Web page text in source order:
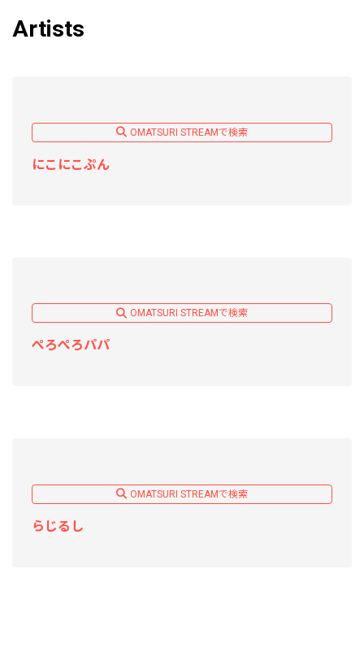
Artists
OMATSURI STREAMで検索
にこにこぷん
OMATSURI STREAMで検索
ぺろぺろパパ
OMATSURI STREAMで検索
らじるし